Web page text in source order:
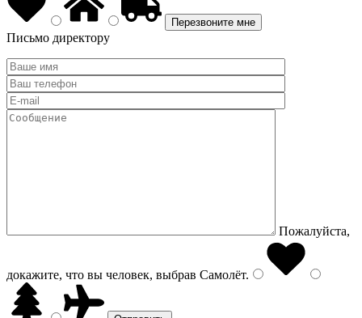
Письмо директору
Пожалуйста,
докажите, что вы человек, выбрав Самолёт.